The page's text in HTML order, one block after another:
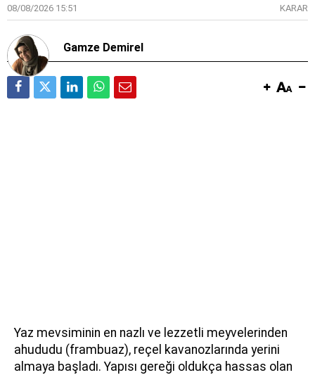
08/08/2026 15:51 KARAR
Gamze Demirel
Yaz mevsiminin en nazlı ve lezzetli meyvelerinden
ahududu (frambuaz), reçel kavanozlarında yerini
almaya başladı. Yapısı gereği oldukça hassas olan